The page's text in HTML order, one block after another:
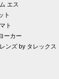
エス
ト
ト
ーカー
ンズ by タレックス